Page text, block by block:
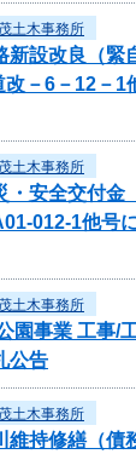
土木事務所
設改良（緊
－6－12－1
土木事務所
安全交付金
012-1他号
土木事務所
園事業 工事/
公告
土木事務所
持修繕（債